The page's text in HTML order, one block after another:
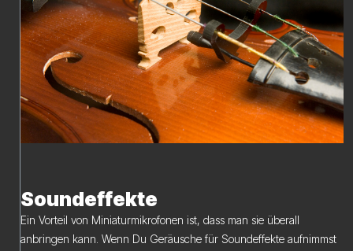
Soundeffekte
Ein Vorteil von Miniaturmikrofonen ist, dass man sie überall
anbringen kann. Wenn Du Geräusche für Soundeffekte aufnimmst